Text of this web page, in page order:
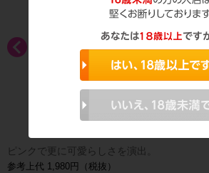
ピンクで更に可愛らしさを演出。
参考上代 1,980円（税抜）